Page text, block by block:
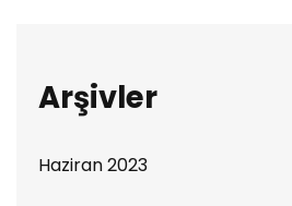
Arşivler
Haziran 2023